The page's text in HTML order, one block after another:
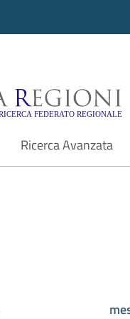
-
Ricerca Avanzata